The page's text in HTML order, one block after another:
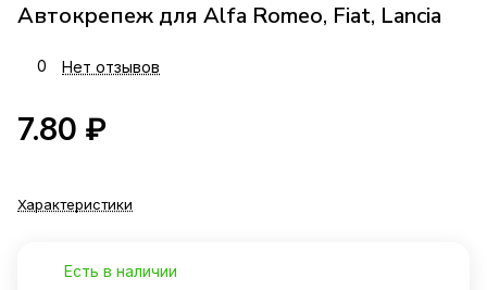
Автокрепеж для Alfa Romeo, Fiat, Lancia
0 Нет отзывов
7.80 ₽
Характеристики
Есть в наличии